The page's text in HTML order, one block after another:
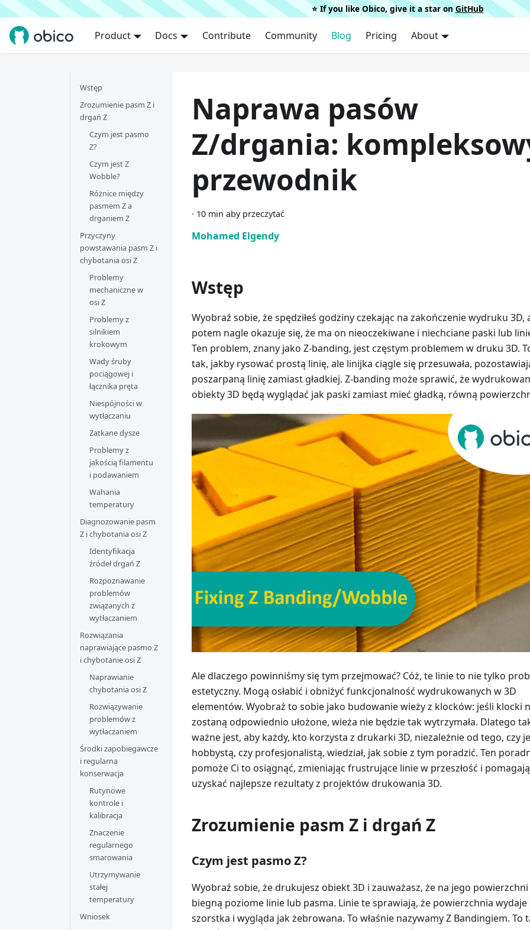
⭐️ If you like Obico, give it a star on GitHub
Product Docs Contribute Community Blog Pricing About
Wstęp
Zrozumienie pasm Z i
drgań Z
Czym jest pasmo
Z?
Czym jest Z
Wobble?
Różnice między
pasmem Z a
drganiem Z
Przyczyny
powstawania pasm Z i
chybotania osi Z
Problemy
mechaniczne w
osi Z
Problemy z
silnikiem
krokowym
Wady śruby
pociągowej i
łącznika pręta
Niespójności w
wytłaczaniu
Zatkane dysze
Problemy z
jakością filamentu
i podawaniem
Wahania
temperatury
Diagnozowanie pasm
Z i chybotania osi Z
Identyfikacja
źródeł drgań Z
Rozpoznawanie
problemów
związanych z
wytłaczaniem
Rozwiązania
naprawiające pasmo Z
i chybotanie osi Z
Naprawianie
chybotania osi Z
Rozwiązywanie
problemów z
wytłaczaniem
Środki zapobiegawcze
i regularna
konserwacja
Rutynowe
kontrole i
kalibracja
Znaczenie
regularnego
smarowania
Utrzymywanie
stałej
temperatury
Wniosek
Naprawa pasów
Z/drgania:
przewodnik
· 10 min aby przeczytać
Mohamed Elgendy
Wstęp
Wyobraź sobie, że spędziłeś godziny czekając na zakończenie wydruku 3D,
potem nagle okazuje się, że ma on nieoczekiwane i niechciane paski lub
Ten problem, znany jako Z-banding, jest częstym problemem w druku 3D.
tak, jakby rysować prostą linię, ale linijka ciągle się przesuwała,
poszarpaną linię zamiast gładkiej. Z-banding może sprawić, że
obiekty 3D będą wyglądać jak paski zamiast mieć gładką, równą
Ale dlaczego powinniśmy się tym przejmować? Cóż, te linie to nie tylko
estetyczny. Mogą osłabić i obniżyć funkcjonalność wydrukowanych w 3D
elementów. Wyobraź to sobie jako budowanie wieży z klocków: jeśli klocki
zostaną odpowiednio ułożone, wieża nie będzie tak wytrzymała. Dlatego
ważne jest, aby każdy, kto korzysta z drukarki 3D, niezależnie od tego, czy
hobbystą, czy profesjonalistą, wiedział, jak sobie z tym poradzić. Ten
pomoże Ci to osiągnąć, zmieniając frustrujące linie w przeszłość i
uzyskać najlepsze rezultaty z projektów drukowania 3D.
Zrozumienie pasm Z i drgań Z
Czym jest pasmo Z?
Wyobraź sobie, że drukujesz obiekt 3D i zauważasz, że na jego powierzchni
biegną poziome linie lub pasma. Linie te sprawiają, że powierzchnia wydaje
szorstka i wygląda jak żebrowana. To właśnie nazywamy Z Bandingiem. To